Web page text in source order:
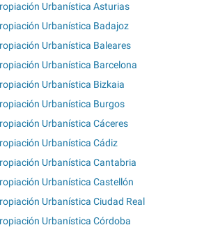
Urbanística Asturias
Urbanística Badajoz
Urbanística Baleares
Urbanística Barcelona
Urbanística Bizkaia
Urbanística Burgos
Urbanística Cáceres
Urbanística Cádiz
Urbanística Cantabria
Urbanística Castellón
Urbanística Ciudad Real
Urbanística Córdoba